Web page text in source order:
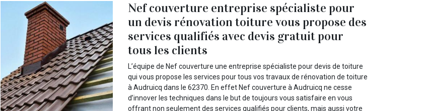
Nef couverture entreprise spécialiste pour
un devis rénovation toiture vous propose des
services qualifiés avec devis gratuit pour
tous les clients
L’équipe de Nef couverture une entreprise spécialiste pour devis de toiture
qui vous propose les services pour tous vos travaux de rénovation de toiture
à Audruicq dans le 62370. En effet Nef couverture à Audruicq ne cesse
d’innover les techniques dans le but de toujours vous satisfaire en vous
offrant non seulement des services qualifiés pour clients, mais aussi votre